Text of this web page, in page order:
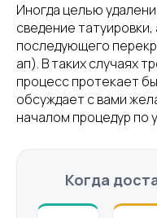
Иногда целью
сведение
последующего
ап). В таких случаях
процесс протекает
обсуждает с вами
началом процедур по
Когда